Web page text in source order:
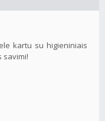
kartu su higieniniais
savimi!